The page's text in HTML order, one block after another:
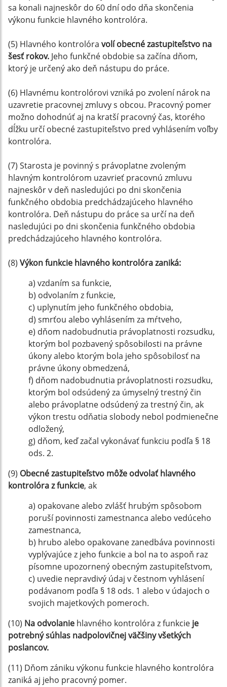
sa konali najneskôr do 60 dní odo dňa skončenia
výkonu funkcie hlavného kontrolóra.
(5) Hlavného kontrolóra volí obecné zastupiteľstvo na
šesť rokov. Jeho funkčné obdobie sa začína dňom,
ktorý je určený ako deň nástupu do práce.
(6) Hlavnému kontrolórovi vzniká po zvolení nárok na
uzavretie pracovnej zmluvy s obcou. Pracovný pomer
možno dohodnúť aj na kratší pracovný čas, ktorého
dĺžku určí obecné zastupiteľstvo pred vyhlásením voľby
kontrolóra.
(7) Starosta je povinný s právoplatne zvoleným
hlavným kontrolórom uzavrieť pracovnú zmluvu
najneskôr v deň nasledujúci po dni skončenia
funkčného obdobia predchádzajúceho hlavného
kontrolóra. Deň nástupu do práce sa určí na deň
nasledujúci po dni skončenia funkčného obdobia
predchádzajúceho hlavného kontrolóra.
(8) Výkon funkcie hlavného kontrolóra zaniká:
a) vzdaním sa funkcie,
b) odvolaním z funkcie,
c) uplynutím jeho funkčného obdobia,
d) smrťou alebo vyhlásením za mŕtveho,
e) dňom nadobudnutia právoplatnosti rozsudku,
ktorým bol pozbavený spôsobilosti na právne
úkony alebo ktorým bola jeho spôsobilosť na
právne úkony obmedzená,
f) dňom nadobudnutia právoplatnosti rozsudku,
ktorým bol odsúdený za úmyselný trestný čin
alebo právoplatne odsúdený za trestný čin, ak
výkon trestu odňatia slobody nebol podmienečne
odložený,
g) dňom, keď začal vykonávať funkciu podľa § 18
ods. 2.
(9) Obecné zastupiteľstvo môže odvolať hlavného
kontrolóra z funkcie, ak
a) opakovane alebo zvlášť hrubým spôsobom
poruší povinnosti zamestnanca alebo vedúceho
zamestnanca,
b) hrubo alebo opakovane zanedbáva povinnosti
vyplývajúce z jeho funkcie a bol na to aspoň raz
písomne upozornený obecným zastupiteľstvom,
c) uvedie nepravdivý údaj v čestnom vyhlásení
podávanom podľa § 18 ods. 1 alebo v údajoch o
svojich majetkových pomeroch.
(10) Na odvolanie hlavného kontrolóra z funkcie je
potrebný súhlas nadpolovičnej väčšiny všetkých
poslancov.
(11) Dňom zániku výkonu funkcie hlavného kontrolóra
zaniká aj jeho pracovný pomer.